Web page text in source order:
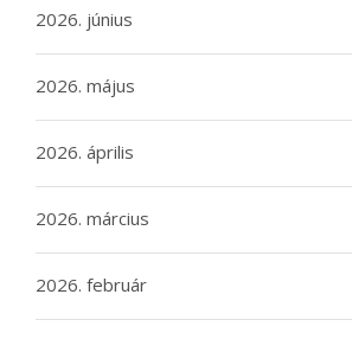
2026. június
2026. május
2026. április
2026. március
2026. február